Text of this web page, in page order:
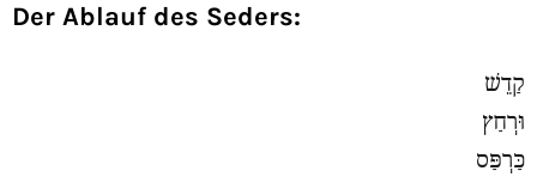
Der Ablauf des Seders:
קַדֵשׁ
וּרְחַץ
כַּרְפַּס